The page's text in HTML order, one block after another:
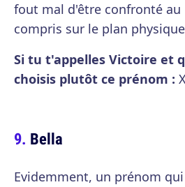
fout mal d'être confronté au
compris sur le plan
Si tu t'appelles Victoire et
choisis plutôt ce prénom :
Bella
Evidemment, un prénom